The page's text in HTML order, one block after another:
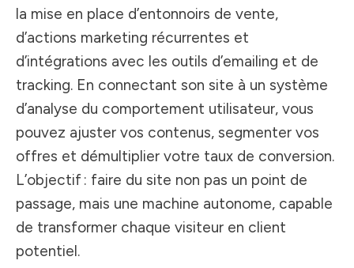
la mise en place d’entonnoirs de vente,
d’actions marketing récurrentes et
d’intégrations avec les outils d’emailing et de
tracking. En connectant son site à un système
d’analyse du comportement utilisateur, vous
pouvez ajuster vos contenus, segmenter vos
offres et démultiplier votre taux de conversion.
L’objectif : faire du site non pas un point de
passage, mais une machine autonome, capable
de transformer chaque visiteur en client
potentiel.